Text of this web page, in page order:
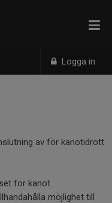
Logga in
av för kanotidrott
för kanot
möjlighet till